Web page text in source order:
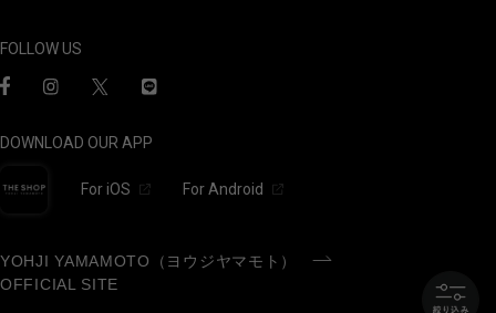
FOLLOW US
DOWNLOAD OUR APP
For iOS For Android
YOHJI YAMAMOTO（ヨウジヤマモト）
OFFICIAL SITE